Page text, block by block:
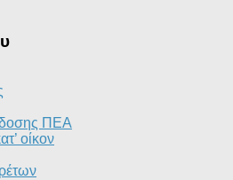
ΠΕΑ
οίκoν